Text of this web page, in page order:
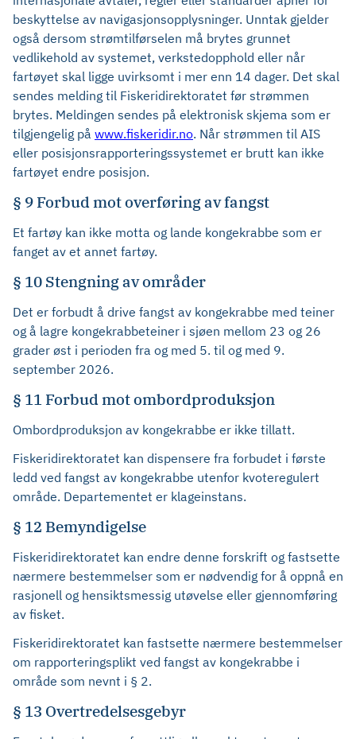
beskyttelse av navigasjonsopplysninger. Unntak gjelder
også dersom strømtilførselen må brytes grunnet
vedlikehold av systemet, verkstedopphold eller når
fartøyet skal ligge uvirksomt i mer enn 14 dager. Det skal
sendes melding til Fiskeridirektoratet før strømmen
brytes. Meldingen sendes på elektronisk skjema som er
tilgjengelig på www.fiskeridir.no. Når strømmen til AIS
eller posisjonsrapporteringssystemet er brutt kan ikke
fartøyet endre posisjon.
§ 9 Forbud mot overføring av fangst
Et fartøy kan ikke motta og lande kongekrabbe som er
fanget av et annet fartøy.
§ 10 Stengning av områder
Det er forbudt å drive fangst av kongekrabbe med teiner
og å lagre kongekrabbeteiner i sjøen mellom 23 og 26
grader øst i perioden fra og med 5. til og med 9.
september 2026.
§ 11 Forbud mot ombordproduksjon
Ombordproduksjon av kongekrabbe er ikke tillatt.
Fiskeridirektoratet kan dispensere fra forbudet i første
ledd ved fangst av kongekrabbe utenfor kvoteregulert
område. Departementet er klageinstans.
§ 12 Bemyndigelse
Fiskeridirektoratet kan endre denne forskrift og fastsette
nærmere bestemmelser som er nødvendig for å oppnå en
rasjonell og hensiktsmessig utøvelse eller gjennomføring
av fisket.
Fiskeridirektoratet kan fastsette nærmere bestemmelser
om rapporteringsplikt ved fangst av kongekrabbe i
område som nevnt i § 2.
§ 13 Overtredelsesgebyr